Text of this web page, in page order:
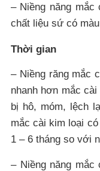
– Niềng năng
chất liệu sứ có
Thời gian
– Niềng răng mắc
nhanh hơn mắc
bị hô, móm, lệch
mắc cài kim loại
1 – 6 tháng so với
– Niềng năng